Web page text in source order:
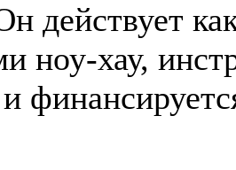
действует
ноу-хау,